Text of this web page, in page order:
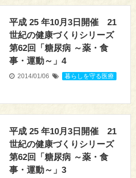
平成 25 年10月3日開催 21
世紀の健康づくりシリーズ
第62回「糖尿病 ～薬・食
事・運動～」4
2014/01/06 暮らしを守る医療
平成 25 年10月3日開催 21
世紀の健康づくりシリーズ
第62回「糖尿病 ～薬・食
事・運動～」3